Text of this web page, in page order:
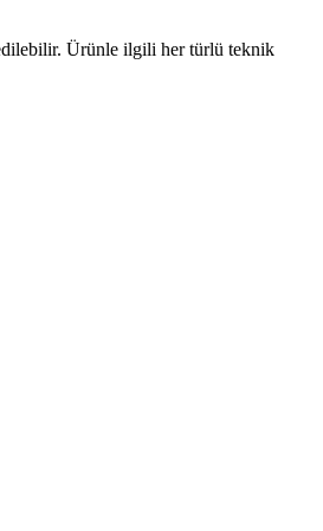
Ürünle ilgili her türlü teknik